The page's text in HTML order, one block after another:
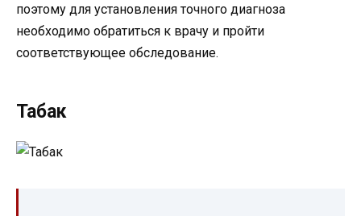
поэтому для установления точного диагноза
необходимо обратиться к врачу и пройти
соответствующее обследование.
Табак